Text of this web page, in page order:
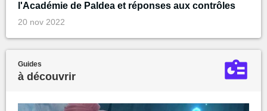
l'Académie de Paldea et réponses aux contrôles
20 nov 2022
Guides
à découvrir